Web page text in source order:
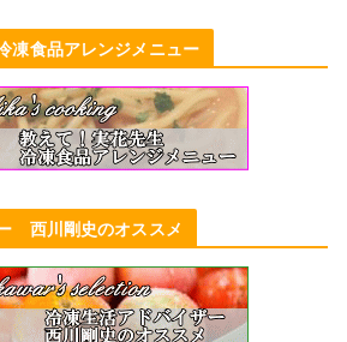
食品アレンジメニュー
西川剛史のオススメ